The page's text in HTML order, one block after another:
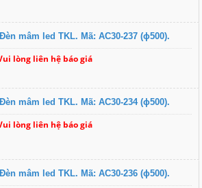
Đèn mâm led TKL. Mã: AC30-237 (ɸ500).
lòng liên hệ báo giá
Đèn mâm led TKL. Mã: AC30-234 (ɸ500).
lòng liên hệ báo giá
Đèn mâm led TKL. Mã: AC30-236 (ɸ500).